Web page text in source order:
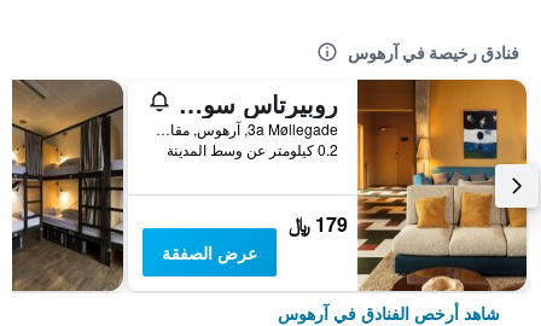
فنادق رخيصة في آرهوس
روبيرتاس سوسيتي
3a Møllegade, آرهوس, مقاطعة جوتلاند الوسطى, الدانمارك
0.2 كيلومتر عن وسط المدينة
179 ﷼
عرض الصفقة
شاهد أرخص الفنادق في آرهوس